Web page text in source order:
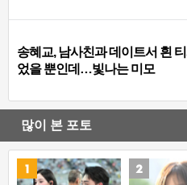
송혜교, 남사친과 데이트서 흰
었을 뿐인데…빛나는 미모
많이 본 포토